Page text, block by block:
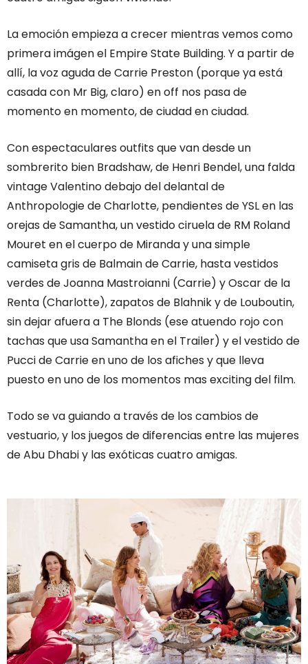
La emoción empieza a crecer mientras vemos como
primera imágen el Empire State Building. Y a partir de
allí, la voz aguda de Carrie Preston (porque ya está
casada con Mr Big, claro) en off nos pasa de
momento en momento, de ciudad en ciudad.
Con espectaculares outfits que van desde un
sombrerito bien Bradshaw, de Henri Bendel, una falda
vintage Valentino debajo del delantal de
Anthropologie de Charlotte, pendientes de YSL en las
orejas de Samantha, un vestido ciruela de RM Roland
Mouret en el cuerpo de Miranda y una simple
camiseta gris de Balmain de Carrie, hasta vestidos
verdes de Joanna Mastroianni (Carrie) y Oscar de la
Renta (Charlotte), zapatos de Blahnik y de Louboutin,
sin dejar afuera a The Blonds (ese atuendo rojo con
tachas que usa Samantha en el Trailer) y el vestido de
Pucci de Carrie en uno de los afiches y que lleva
puesto en uno de los momentos mas exciting del film.
Todo se va guiando a través de los cambios de
vestuario, y los juegos de diferencias entre las mujeres
de Abu Dhabi y las exóticas cuatro amigas.